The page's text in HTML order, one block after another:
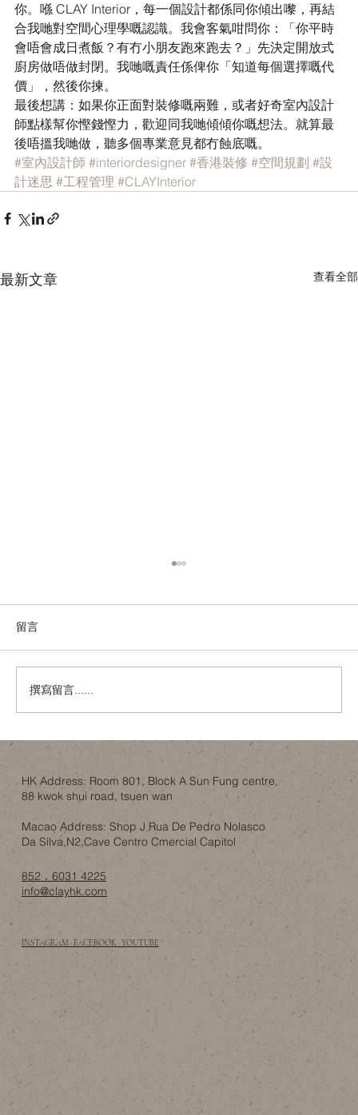
你。喺 CLAY Interior，每一個設計都係同你傾出嚟，再結
合我哋對空間心理學嘅認識。我會客氣咁問你：「你平時
會唔會成日煮飯？有冇小朋友跑來跑去？」先決定開放式
廚房做唔做封閉。我哋嘅責任係俾你「知道每個選擇嘅代
價」，然後你揀。
最後想講：如果你正面對裝修嘅兩難，或者好奇室內設計
師點樣幫你慳錢慳力，歡迎同我哋傾傾你嘅想法。就算最
後唔搵我哋做，聽多個專業意見都冇蝕底嘅。
#室內設計師 #interiordesigner #香港裝修 #空間規劃 #設
計迷思 #工程管理 #CLAYInterior
最新文章 查看全部
舊樓翻新，唔一定係拆咗重練：結構限制
下的設計取捨
留言
撰寫留言......
HK Address: Room 801, Block A Sun Fung centre,
88 kwok shui road, tsuen wan
Macao Address: Shop J Rua De Pedro Nolasco
Da Silva,N2,Cave Centro Cmercial Capitol
852．6031 4225
info@clayhk.com
INSTAGRAM · FACEBOOK · YOUTUBE